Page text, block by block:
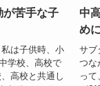
が苦手な子
は子供時、小
学校、高校で
高校と共通し
中
め
サブ
つな
っ